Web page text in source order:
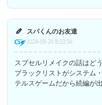
スパくんのお友達
2024-09-20 8:33:56
スプセルリメイクの話はど
ブラックリストがシステム
テルスゲームだから続編が